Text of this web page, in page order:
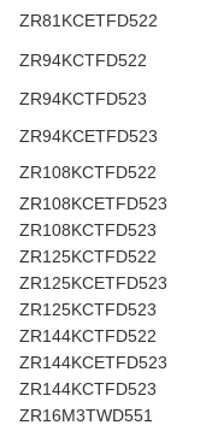
ZR81KCETFD522
ZR94KCTFD522
ZR94KCTFD523
ZR94KCETFD523
ZR108KCTFD522
ZR108KCETFD523
ZR108KCTFD523
ZR125KCTFD522
ZR125KCETFD523
ZR125KCTFD523
ZR144KCTFD522
ZR144KCETFD523
ZR144KCTFD523
ZR16M3TWD551